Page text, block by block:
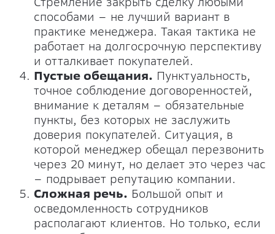
способами – не лучший вариант в
практике менеджера. Такая тактика не
работает на долгосрочную перспективу
и отталкивает покупателей.
Пустые обещания. Пунктуальность,
точное соблюдение договоренностей,
внимание к деталям – обязательные
пункты, без которых не заслужить
доверия покупателей. Ситуация, в
которой менеджер обещал перезвонить
через 20 минут, но делает это через час
– подрывает репутацию компании.
Сложная речь. Большой опыт и
осведомленность сотрудников
располагают клиентов. Но только, если